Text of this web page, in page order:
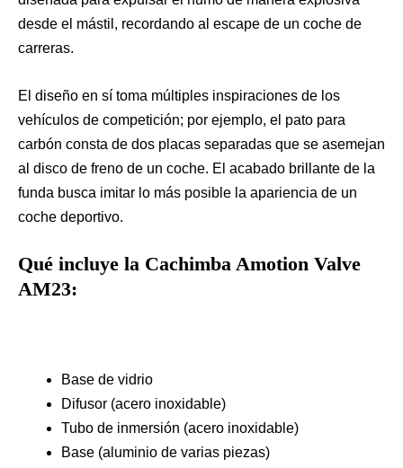
desde el mástil, recordando al escape de un coche de
carreras.
El diseño en sí toma múltiples inspiraciones de los
vehículos de competición; por ejemplo, el pato para
carbón consta de dos placas separadas que se asemejan
al disco de freno de un coche. El acabado brillante de la
funda busca imitar lo más posible la apariencia de un
coche deportivo.
Qué incluye la Cachimba Amotion Valve
AM23:
Base de vidrio
Difusor (acero inoxidable)
Tubo de inmersión (acero inoxidable)
Base (aluminio de varias piezas)